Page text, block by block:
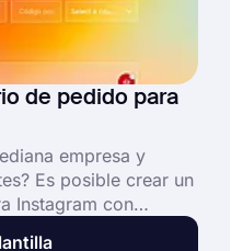
de pedido para
empresa y
Es posible crear un
Instagram con
de